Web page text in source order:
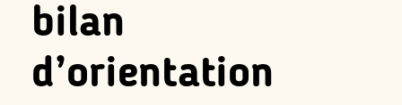
bilan
d’orientation